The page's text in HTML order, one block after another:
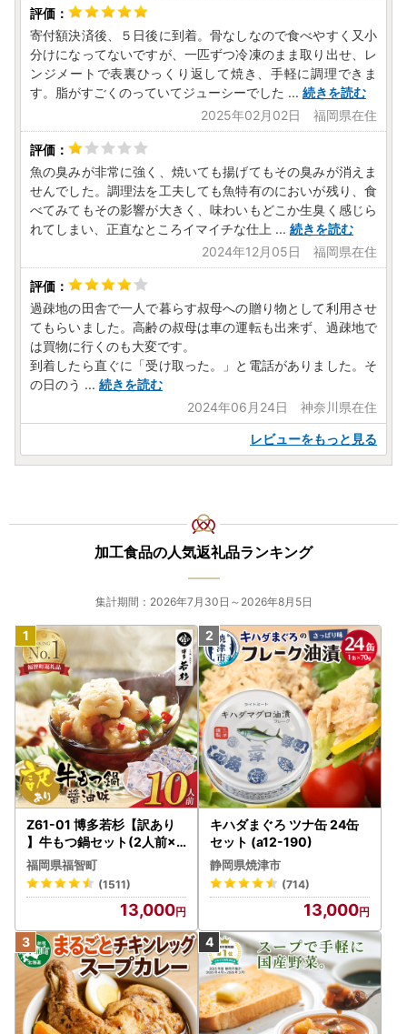
寄付額決済後、５日後に到着。骨なしなので食べやすく又小
分けになってないですが、一匹ずつ冷凍のまま取り出せ、レ
ンジメートで表裏ひっくり返して焼き、手軽に調理できま
す。脂がすごくのっていてジューシーでした ... 続きを読む
2025年02月02日 福岡県在住
魚の臭みが非常に強く、焼いても揚げてもその臭みが消えま
せんでした。調理法を工夫しても魚特有のにおいが残り、食
べてみてもその影響が大きく、味わいもどこか生臭く感じら
れてしまい、正直なところイマイチな仕上 ... 続きを読む
2024年12月05日 福岡県在住
過疎地の田舎で一人で暮らす叔母への贈り物として利用させ
てもらいました。高齢の叔母は車の運転も出来ず、過疎地で
は買物に行くのも大変です。
到着したら直ぐに「受け取った。」と電話がありました。そ
の日のう ... 続きを読む
2024年06月24日 神奈川県在住
レビューをもっと見る
加工食品の人気返礼品ランキング
集計期間：2026年7月30日～2026年8月5日
Z61-01 博多若杉【訳あり
】牛もつ鍋セット(2人前×5
) 10人前 もつ鍋
福岡県福智町
(1511)
13,000
キハダまぐろ ツナ缶 24缶
セット (a12-190)
静岡県焼津市
(714)
13,000